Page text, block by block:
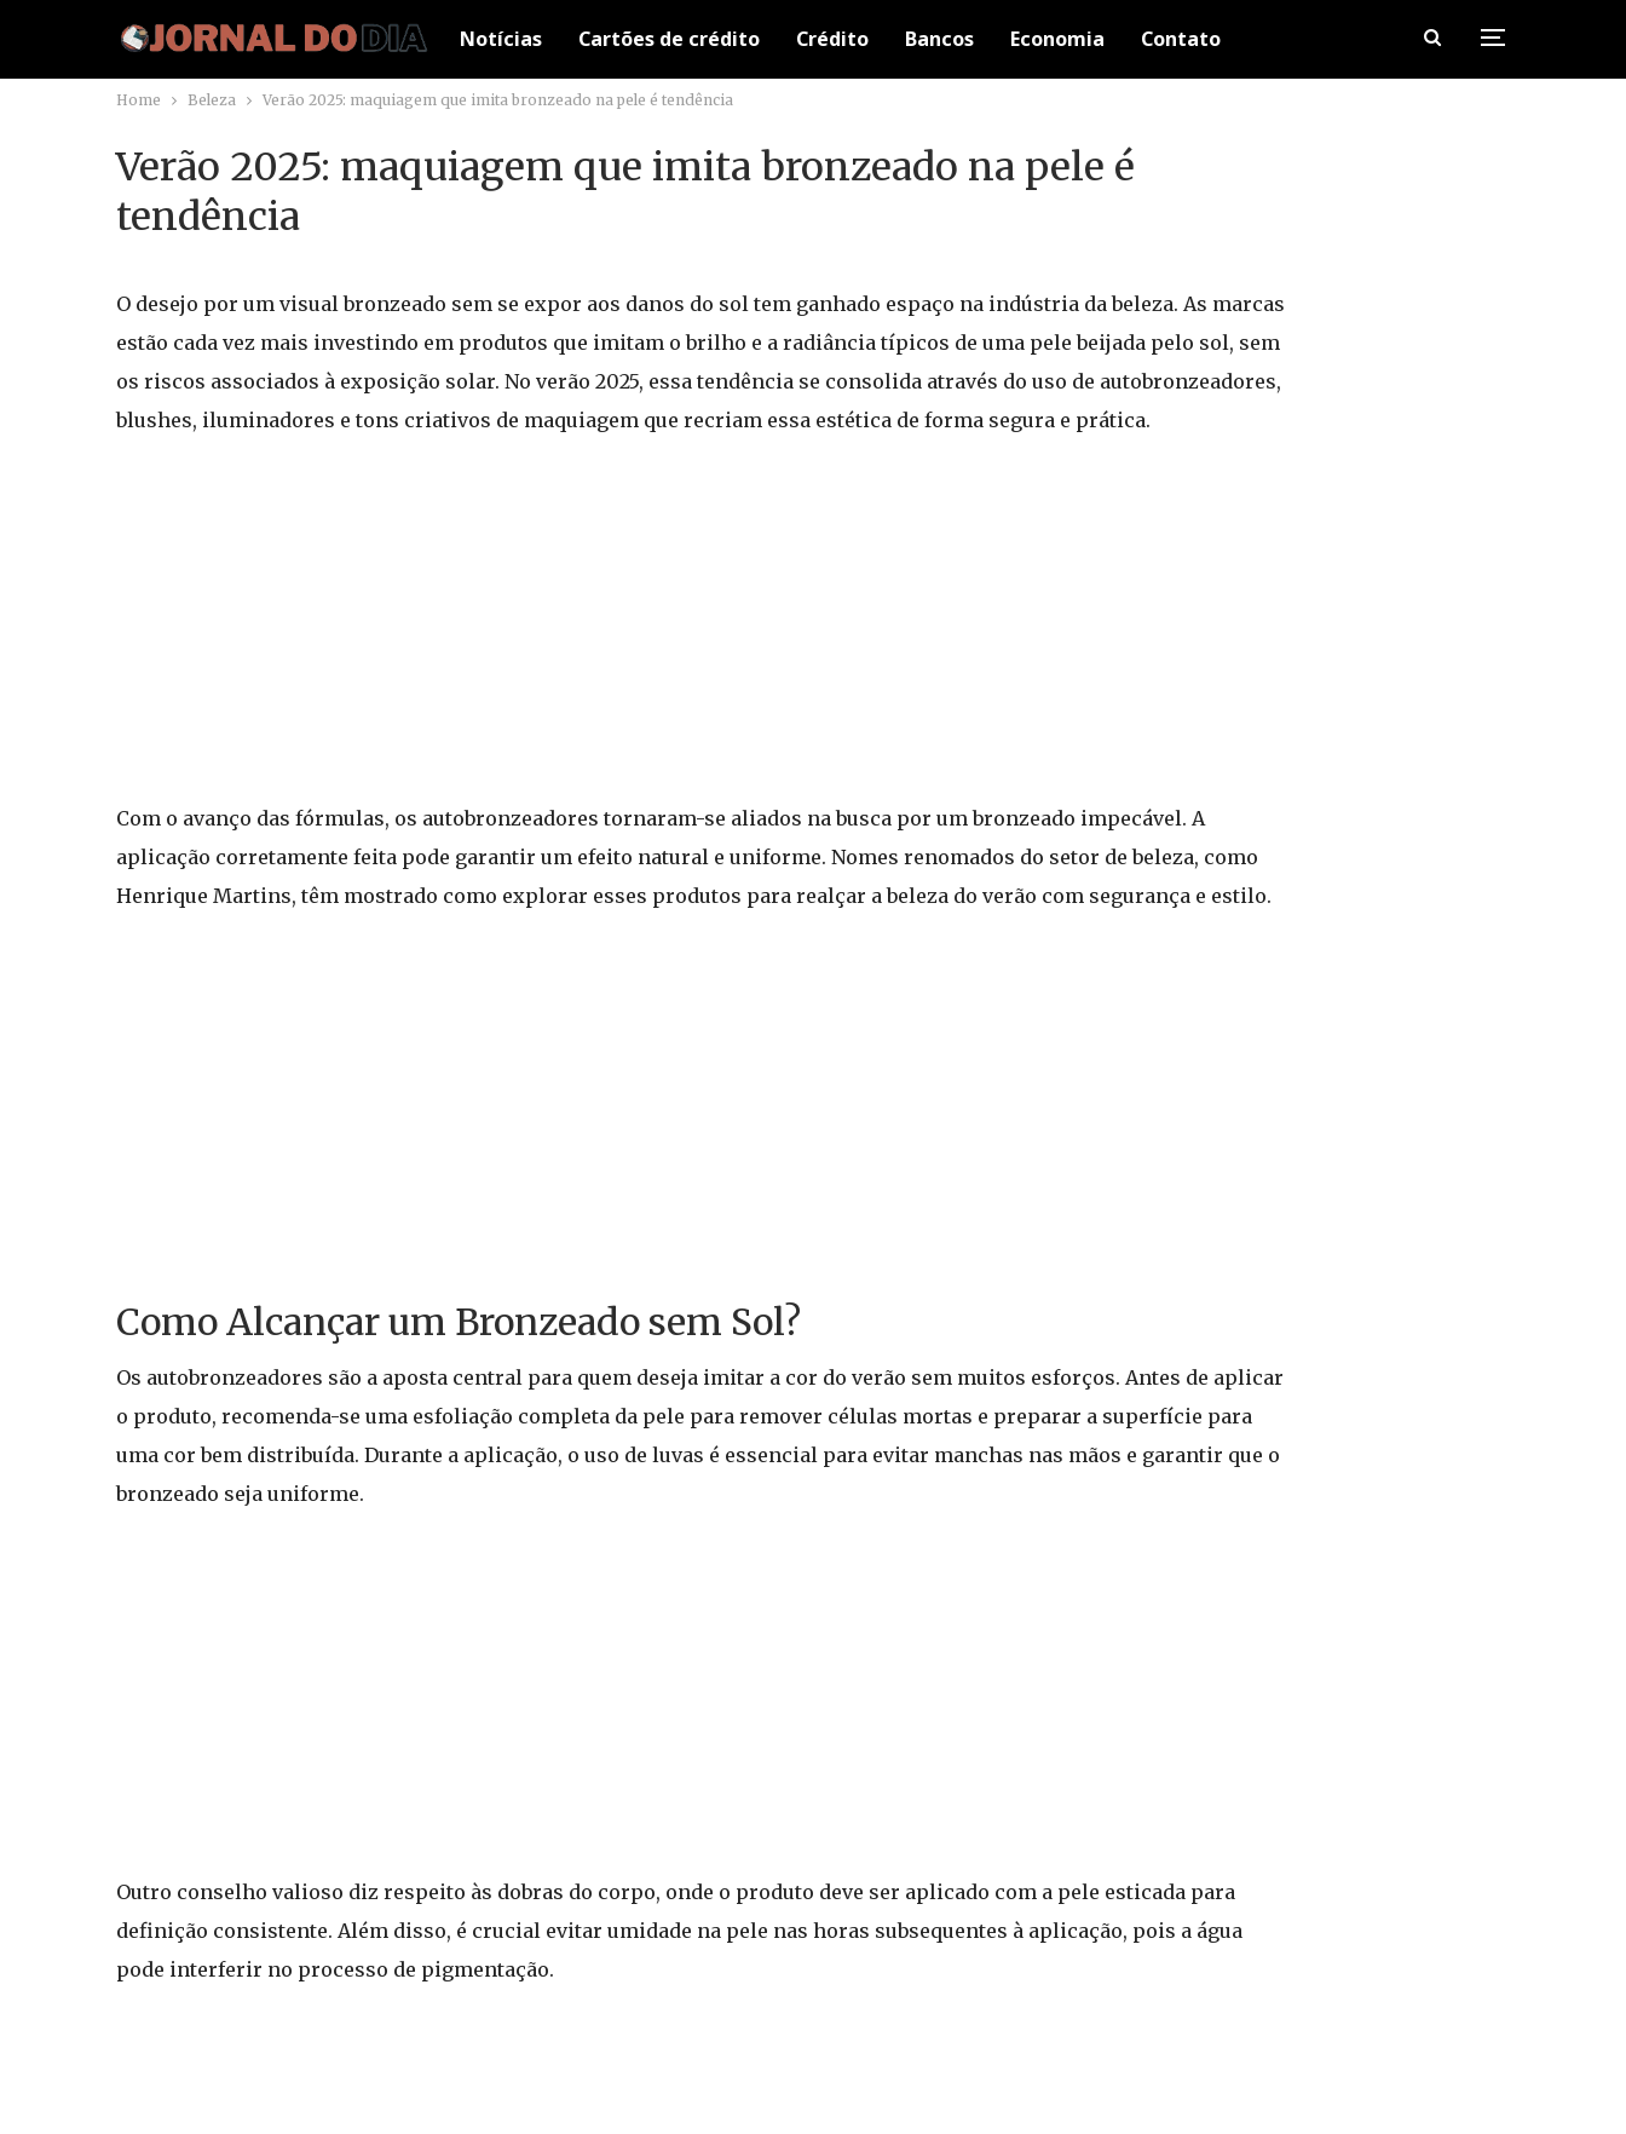
Notícias Cartões de crédito Crédito Bancos Economia Contato
Home Beleza Verão 2025: maquiagem que imita bronzeado na pele é tendência
Verão 2025: maquiagem que imita bronzeado na pele é
tendência
O desejo por um visual bronzeado sem se expor aos danos do sol tem ganhado espaço na indústria da beleza. As marcas
estão cada vez mais investindo em produtos que imitam o brilho e a radiância típicos de uma pele beijada pelo sol, sem
os riscos associados à exposição solar. No verão 2025, essa tendência se consolida através do uso de autobronzeadores,
blushes, iluminadores e tons criativos de maquiagem que recriam essa estética de forma segura e prática.
Com o avanço das fórmulas, os autobronzeadores tornaram-se aliados na busca por um bronzeado impecável. A
aplicação corretamente feita pode garantir um efeito natural e uniforme. Nomes renomados do setor de beleza, como
Henrique Martins, têm mostrado como explorar esses produtos para realçar a beleza do verão com segurança e estilo.
Como Alcançar um Bronzeado sem Sol?
Os autobronzeadores são a aposta central para quem deseja imitar a cor do verão sem muitos esforços. Antes de aplicar
o produto, recomenda-se uma esfoliação completa da pele para remover células mortas e preparar a superfície para
uma cor bem distribuída. Durante a aplicação, o uso de luvas é essencial para evitar manchas nas mãos e garantir que o
bronzeado seja uniforme.
Outro conselho valioso diz respeito às dobras do corpo, onde o produto deve ser aplicado com a pele esticada para
definição consistente. Além disso, é crucial evitar umidade na pele nas horas subsequentes à aplicação, pois a água
pode interferir no processo de pigmentação.